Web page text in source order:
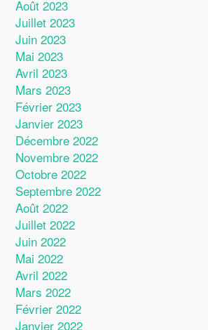
Août 2023
Juillet 2023
Juin 2023
Mai 2023
Avril 2023
Mars 2023
Février 2023
Janvier 2023
Décembre 2022
Novembre 2022
Octobre 2022
Septembre 2022
Août 2022
Juillet 2022
Juin 2022
Mai 2022
Avril 2022
Mars 2022
Février 2022
Janvier 2022